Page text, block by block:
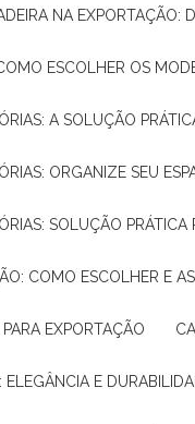
NA
ESCOLHER OS
A SOLUÇÃO
ORGANIZE SEU
SOLUÇÃO
COMO ESCOLHER E
EXPORTAÇÃO
ELEGÂNCIA E